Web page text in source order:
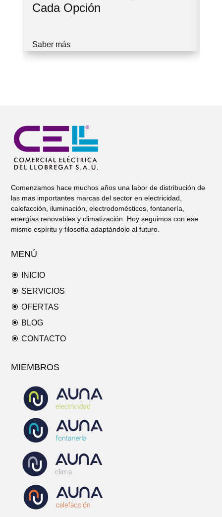
Cada Opción
Saber más
Comenzamos hace muchos años una labor de distribución de
las mas importantes marcas del sector en electricidad,
calefacción, iluminación, electrodomésticos, fontanería,
energías renovables y climatización. Hoy seguimos con ese
mismo espíritu y filosofía adaptándolo al futuro.
MENÚ
\ INICIO
\ SERVICIOS
\ OFERTAS
\ BLOG
\ CONTACTO
MIEMBROS